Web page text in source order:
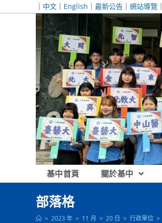
｜ 中文 ｜ English ｜ 最新公告 ｜ 網站導覽 ｜
基中首頁 關於基中
部落格
> 2023 年 > 11 月 > 20 日 > 行政單位 >